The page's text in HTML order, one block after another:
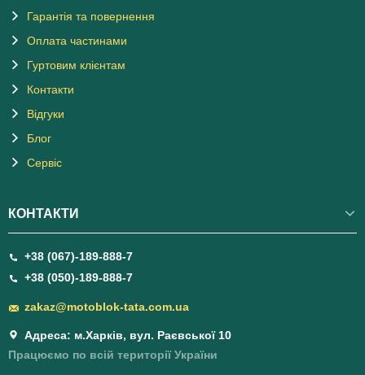
Гарантія та повернення
Оплата частинами
Гуртовим клієнтам
Контакти
Відгуки
Блог
Сервіс
КОНТАКТИ
+38 (067)-189-888-7
+38 (050)-189-888-7
zakaz@motoblok-tata.com.ua
Адреса: м.Харків, вул. Раєвської 10
Працюємо по всій території України